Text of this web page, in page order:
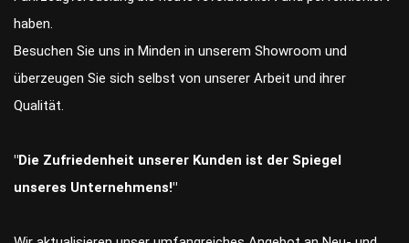
haben.
Besuchen Sie uns in Minden in unserem Showroom und
überzeugen Sie sich selbst von unserer Arbeit und ihrer
Qualität.
"Die Zufriedenheit unserer Kunden ist der Spiegel
unseres Unternehmens!"